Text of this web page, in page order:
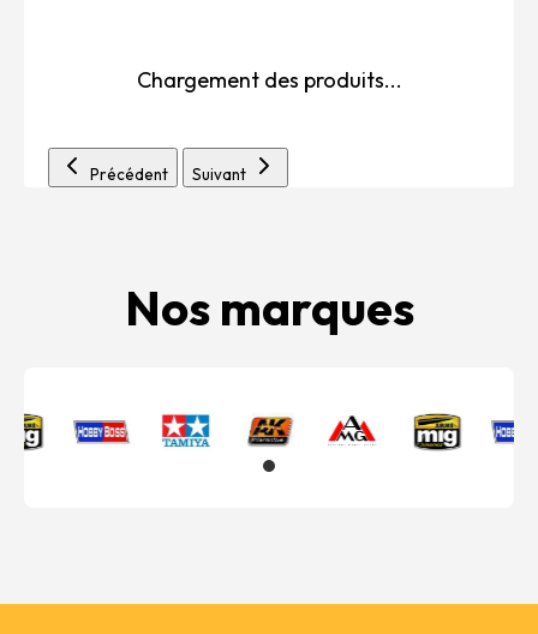
Chargement des produits...
Précédent Suivant
Nos marques